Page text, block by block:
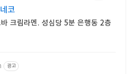
코
크림라멘. 성심당 5분 은행동 2층
광고